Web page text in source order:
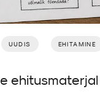
UUDIS
EHITAMINE